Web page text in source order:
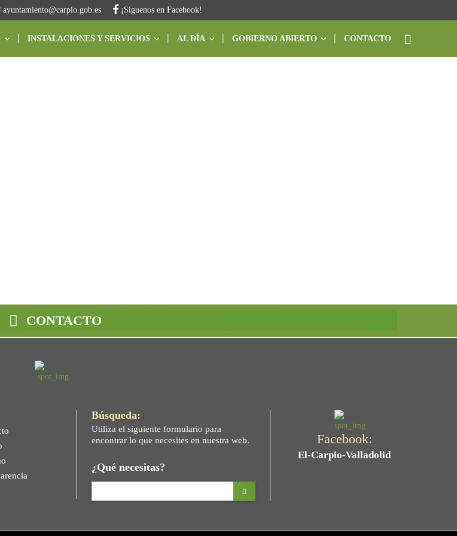
ayuntamiento@carpio.gob.es ¡Síguenos en Facebook!
INSTALACIONES Y SERVICIOS AL DÍA GOBIERNO ABIERTO CONTACTO
CONTACTO
Búsqueda:
Utiliza el siguiente formulario para
encontrar lo que necesites en nuestra web.
¿Qué necesitas?
Facebook:
El-Carpio-Valladolid